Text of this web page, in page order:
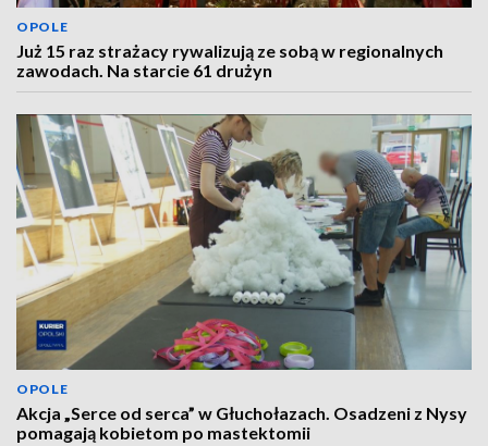
OPOLE
Już 15 raz strażacy rywalizują ze sobą w regionalnych
zawodach. Na starcie 61 drużyn
OPOLE
Akcja „Serce od serca” w Głuchołazach. Osadzeni z Nysy
pomagają kobietom po mastektomii